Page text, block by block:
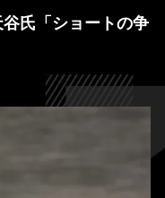
氏「ショートの争